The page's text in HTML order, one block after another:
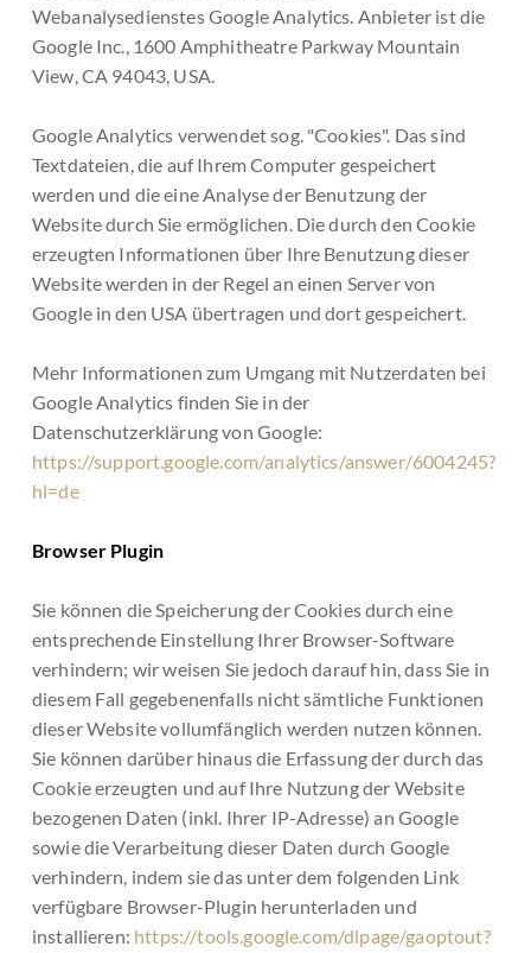
Webanalysedienstes Google Analytics. Anbieter ist die
Google Inc., 1600 Amphitheatre Parkway Mountain
View, CA 94043, USA.
Google Analytics verwendet sog. "Cookies". Das sind
Textdateien, die auf Ihrem Computer gespeichert
werden und die eine Analyse der Benutzung der
Website durch Sie ermöglichen. Die durch den Cookie
erzeugten Informationen über Ihre Benutzung dieser
Website werden in der Regel an einen Server von
Google in den USA übertragen und dort gespeichert.
Mehr Informationen zum Umgang mit Nutzerdaten bei
Google Analytics finden Sie in der
Datenschutzerklärung von Google:
https://support.google.com/analytics/answer/6004245?
hl=de
Browser Plugin
Sie können die Speicherung der Cookies durch eine
entsprechende Einstellung Ihrer Browser-Software
verhindern; wir weisen Sie jedoch darauf hin, dass Sie in
diesem Fall gegebenenfalls nicht sämtliche Funktionen
dieser Website vollumfänglich werden nutzen können.
Sie können darüber hinaus die Erfassung der durch das
Cookie erzeugten und auf Ihre Nutzung der Website
bezogenen Daten (inkl. Ihrer IP-Adresse) an Google
sowie die Verarbeitung dieser Daten durch Google
verhindern, indem sie das unter dem folgenden Link
verfügbare Browser-Plugin herunterladen und
installieren: https://tools.google.com/dlpage/gaoptout?